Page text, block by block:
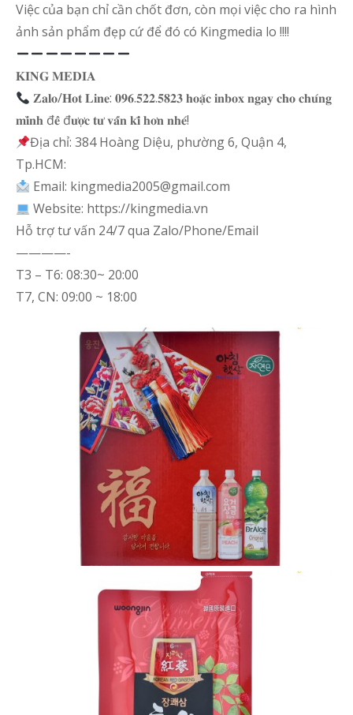
Việc của bạn chỉ cần chốt đơn, còn mọi việc cho ra hình
ảnh sản phẩm đẹp cứ để đó có Kingmedia lo !!!!
𝐊𝐈𝐍𝐆 𝐌𝐄𝐃𝐈𝐀
𝐙𝐚𝐥𝐨/𝐇𝐨𝐭 𝐋𝐢𝐧𝐞: 𝟎𝟗𝟔.𝟓𝟐𝟐.𝟓𝟖𝟐𝟑 𝐡𝐨𝐚̣̆𝐜 𝐢𝐧𝐛𝐨𝐱 𝐧𝐠𝐚𝐲 𝐜𝐡𝐨 𝐜𝐡𝐮́𝐧𝐠
𝐦𝐢̀𝐧𝐡 đ𝐞̂̉ đ𝐮̛𝐨̛̣𝐜 𝐭𝐮̛ 𝐯𝐚̂́𝐧 𝐤𝐢̃ 𝐡𝐨̛𝐧 𝐧𝐡𝐞́!
Địa chỉ: 384 Hoàng Diệu, phường 6, Quận 4,
Tp.HCM:
Email: kingmedia2005@gmail.com
Website: https://kingmedia.vn
Hỗ trợ tư vấn 24/7 qua Zalo/Phone/Email
————-
T3 – T6: 08:30~ 20:00
T7, CN: 09:00 ~ 18:00
VIEW
VIEW